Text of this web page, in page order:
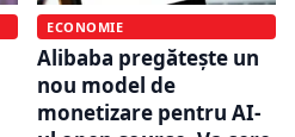
ECONOMIE
Alibaba pregătește un
nou model de
monetizare pentru AI-